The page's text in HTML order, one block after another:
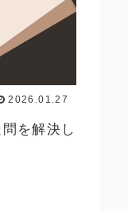
2026.01.27
を解決し